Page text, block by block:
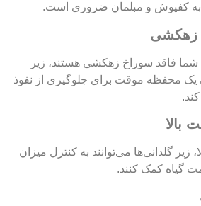
به کفپوش و مبلمان ضروری است.
فاقد سوراخ زهکشی هستند، زیر
یک محفظه موقت برای جلوگیری از نفوذ
زیر گلدانی‌ها می‌توانند به کنترل میزان
گیاه کمک کنند.